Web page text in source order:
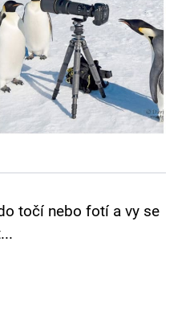
točí nebo fotí a vy se